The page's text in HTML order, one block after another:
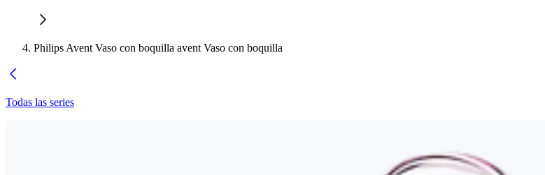
Philips Avent Vaso con boquilla avent Vaso con boquilla
Todas las series